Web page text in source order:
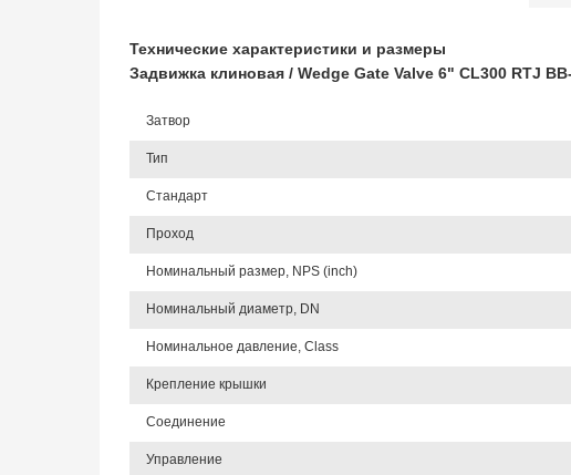
Технические характеристики и размеры
Задвижка клиновая / Wedge Gate Valve 6" CL300 RTJ
Затвор
Тип
Стандарт
Проход
Номинальный размер, NPS (inch)
Номинальный диаметр, DN
Номинальное давление, Class
Крепление крышки
Соединение
Управление